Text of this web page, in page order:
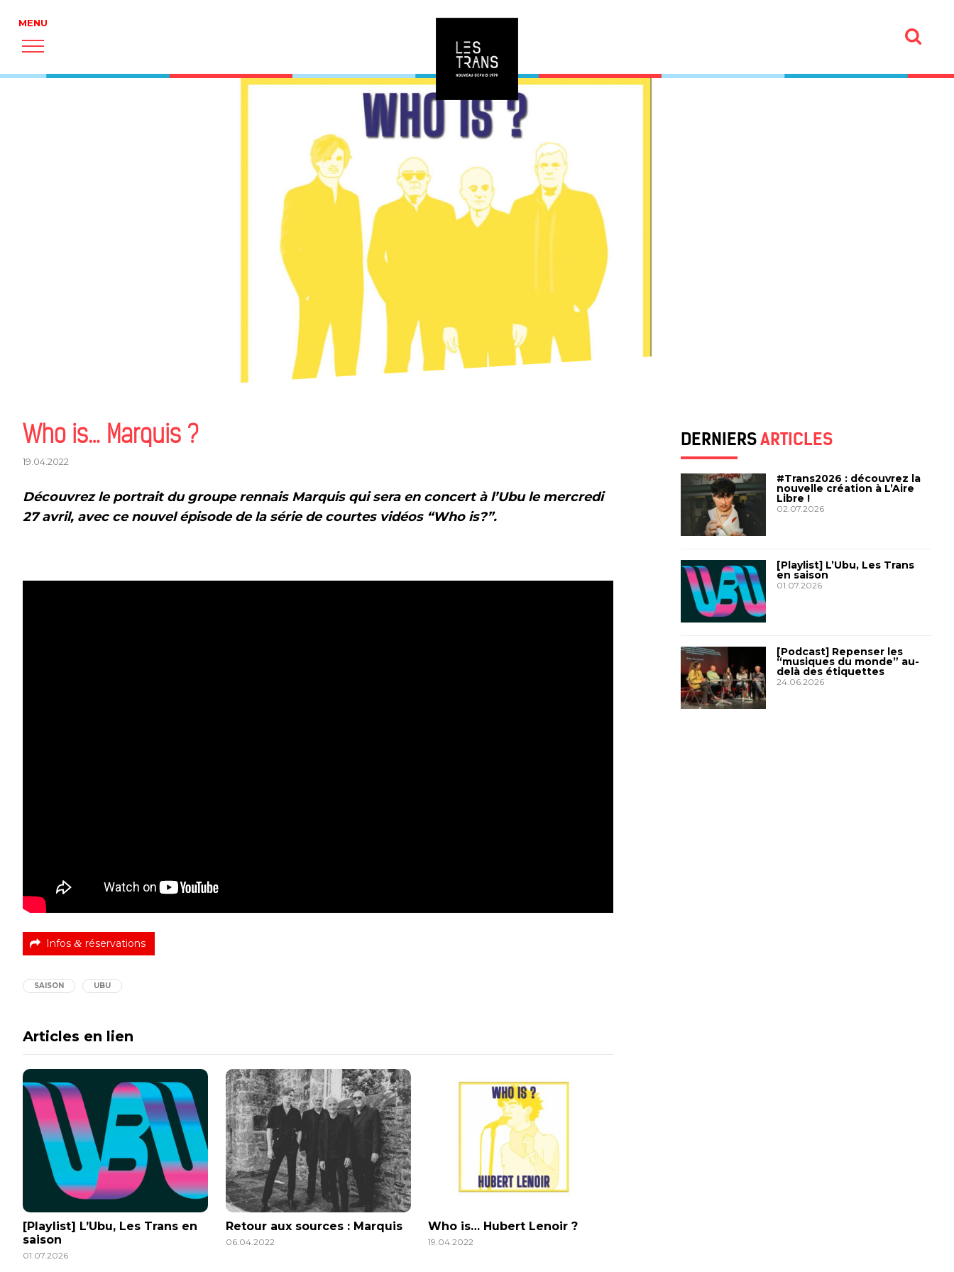
Who is… Marquis ?
19.04.2022
Découvrez le portrait du groupe rennais Marquis qui sera en concert à l’Ubu le mercredi
27 avril, avec cenouvel épisode dela série de courtes vidéos “Who is?”.
Infos & réservations
SAISON UBU
Articles en lien
[Playlist] L’Ubu, Les Trans en
saison
01.07.2026
Retour aux sources : Marquis
06.04.2022
Who is… Hubert Lenoir ?
19.04.2022
DERNIERSARTICLES
#Trans2026 : découvrez la
nouvelle création à L’Aire
Libre !
02.07.2026
[Playlist] L’Ubu, Les Trans
en saison
01.07.2026
[Podcast] Repenser les
“musiques du monde” au-
delà des étiquettes
24.06.2026